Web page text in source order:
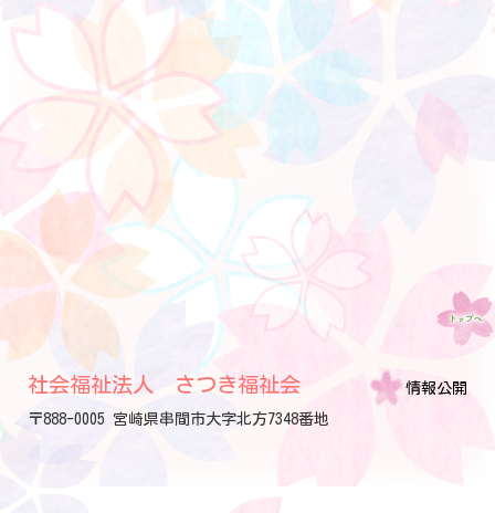
社会福祉法人 さつき福祉会
〒888-0005 宮崎県串間市大字北方7348番地
情報公開